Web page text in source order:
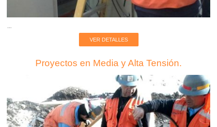
VER DETALLES
Proyectos en Media y Alta Tensión.